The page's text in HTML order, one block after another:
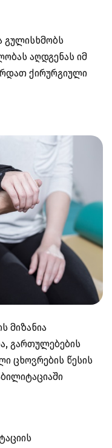
გულისხმობს
აღდგენას იმ
ქირურგიული
მიზანია
გართულებების
ცხოვრების წესის